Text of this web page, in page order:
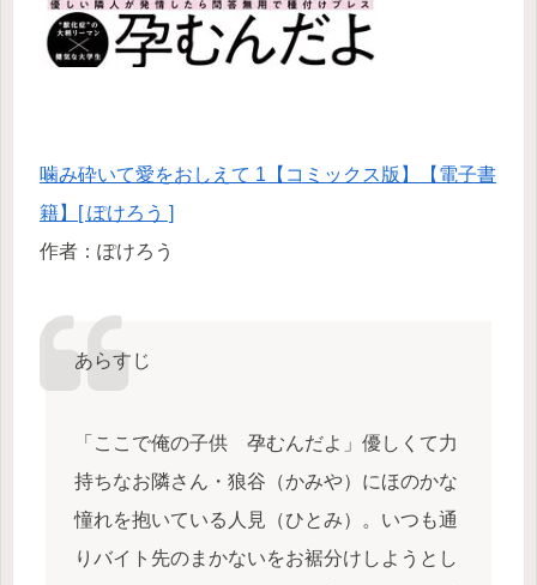
噛み砕いて愛をおしえて 1【コミックス版】【電子書
籍】[ ぽけろう ]
作者：ぽけろう
あらすじ
「ここで俺の子供 孕むんだよ」優しくて力
持ちなお隣さん・狼谷（かみや）にほのかな
憧れを抱いている人見（ひとみ）。いつも通
りバイト先のまかないをお裾分けしようとし